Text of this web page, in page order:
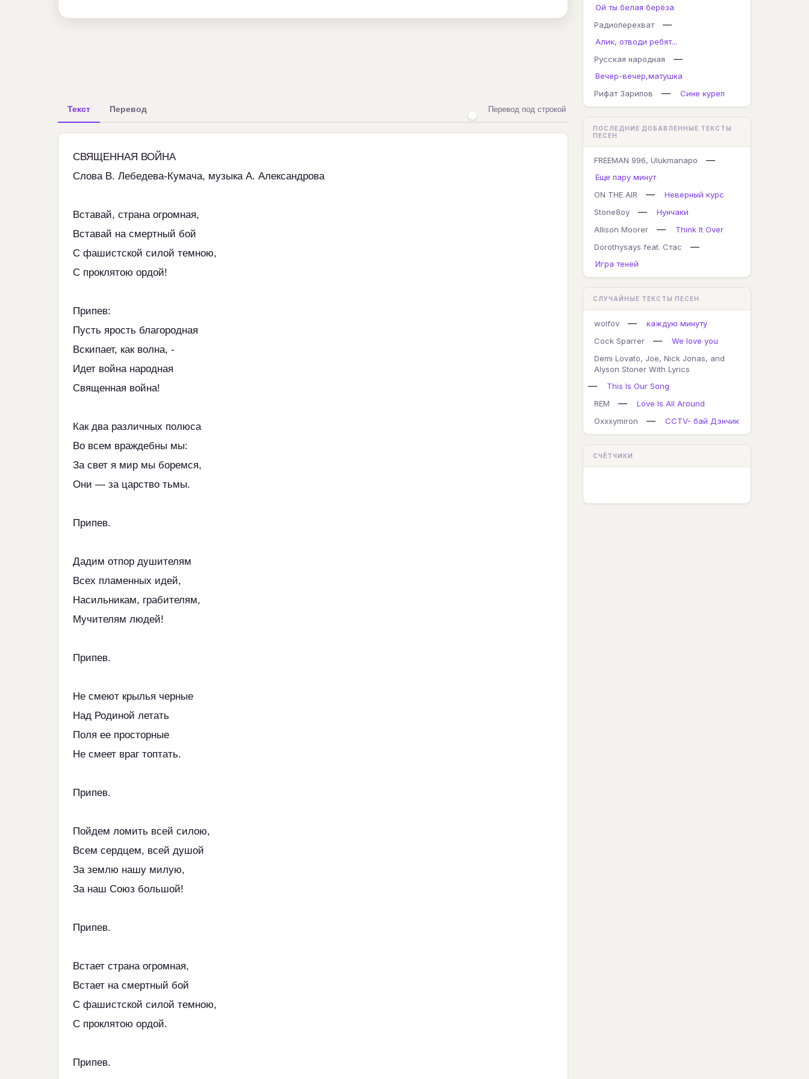
Текст Перевод Перевод под строкой
СВЯЩЕННАЯ ВОЙНА
Слова В. Лебедева-Кумача, музыка А. Александрова
Вставай, страна огромная,
Вставай на смертный бой
С фашистской силой темною,
С проклятою ордой!
Припев:
Пусть ярость благородная
Вскипает, как волна, -
Идет война народная
Священная война!
Как два различных полюса
Во всем враждебны мы:
За свет я мир мы боремся,
Они — за царство тьмы.
Припев.
Дадим отпор душителям
Всех пламенных идей,
Насильникам, грабителям,
Мучителям людей!
Припев.
Не смеют крылья черные
Над Родиной летать
Поля ее просторные
Не смеет враг топтать.
Припев.
Пойдем ломить всей силою,
Всем сердцем, всей душой
За землю нашу милую,
За наш Союз большой!
Припев.
Встает страна огромная,
Встает на смертный бой
С фашистской силой темною,
С проклятою ордой.
Припев.
Ой ты белая берёза
Радиоперехват
—
Алик, отводи ребят...
Русская народная
—
Вечер-вечер,матушка
Рифат Зарипов
— Сине куреп
ПОСЛЕДНИЕ ДОБАВЛЕННЫЕ ТЕКСТЫ
ПЕСЕН
FREEMAN 996, Ulukmanapo —
Еще пару минут
ON THE AIR
—
Неверный курс
Stone8oy
—
Нунчаки
Allison Moorer
—
Think It Over
Dorothysays feat. Стас
—
Игра теней
СЛУЧАЙНЫЕ ТЕКСТЫ ПЕСЕН
wolfov —
каждую минуту
Cock Sparrer
—
We love you
Demi Lovato, Joe, Nick Jonas, and
Alyson Stoner With Lyrics
—
This Is Our Song
REM
—
Love Is All Around
Oxxxymiron
— CCTV- бай Дэнчик
СЧЁТЧИКИ